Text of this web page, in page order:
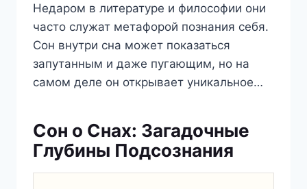
Недаром в литературе и философии они
часто служат метафорой познания себя.
Сон внутри сна может показаться
запутанным и даже пугающим, но на
самом деле он открывает уникальное…
Сон о Снах: Загадочные
Глубины Подсознания